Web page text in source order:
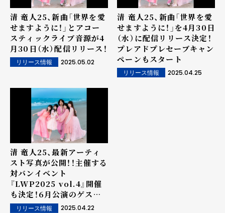
清 竜人25、新曲「世界を愛
せますように！」とアコー
スティックライブ音源が4
月30日（水）配信リリース！
リリース情報 2025.05.02
清 竜人25、新曲「世界を愛
せますように！」を4月30日
（水）に配信リリース決定！
プレアドプレセーブキャン
ペーンもスタート
リリース情報 2025.04.25
清 竜人25、最新アーティ
スト写真が公開！！主催する
対バンイベント
『LWP2025 vol.4』開催
も決定！6月公演のゲスト
に礼賛が出演
リリース情報 2025.04.22